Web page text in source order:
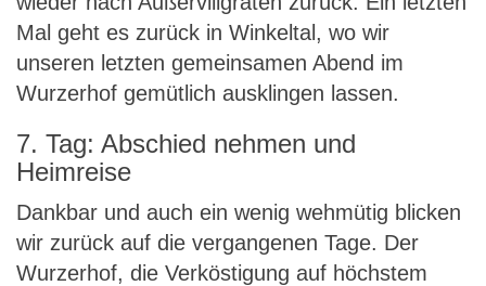
Mal geht es zurück in Winkeltal, wo wir
unseren letzten gemeinsamen Abend im
Wurzerhof gemütlich ausklingen lassen.
7. Tag: Abschied nehmen und
Heimreise
Dankbar und auch ein wenig wehmütig blicken
wir zurück auf die vergangenen Tage. Der
Wurzerhof, die Verköstigung auf höchstem